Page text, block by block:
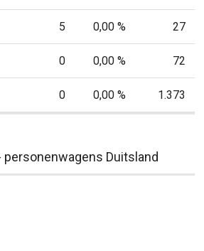
5 0,00 % 27
0 0,00 % 72
0 0,00 % 1.373
Duitsland